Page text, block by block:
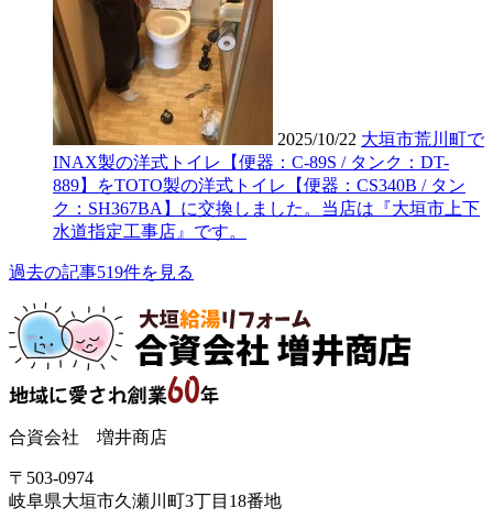
2025/10/22 大垣市荒川町で
INAX製の洋式トイレ【便器：C-89S / タンク：DT-
889】をTOTO製の洋式トイレ【便器：CS340B / タン
ク：SH367BA】に交換しました。当店は『大垣市上下
水道指定工事店』です。
過去の記事519件を見る
合資会社 増井商店
〒503-0974
岐阜県大垣市久瀬川町3丁目18番地